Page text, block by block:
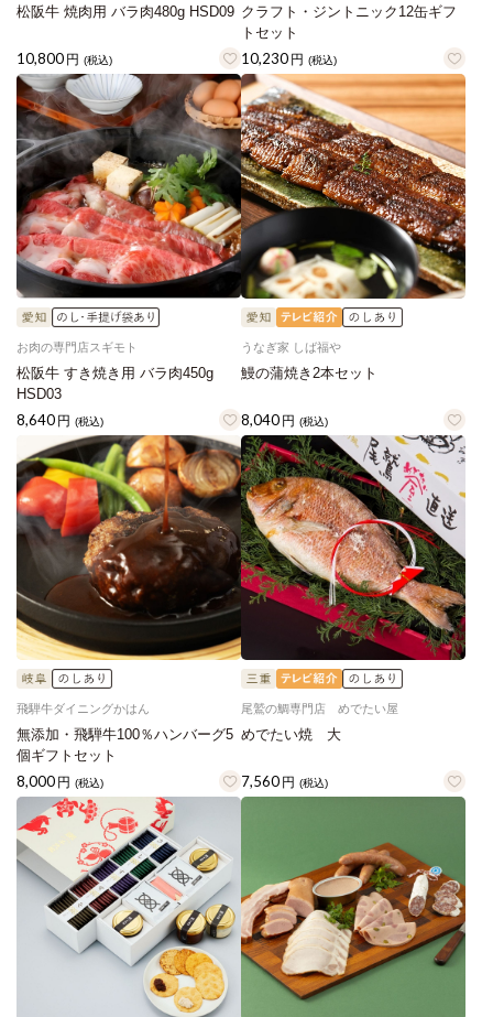
松阪牛 焼肉用 バラ肉480g HSD09
10,800 円 (税込)
クラフト・ジントニック12缶ギフ
トセット
10,230 円 (税込)
お肉の専門店スギモト
松阪牛 すき焼き用 バラ肉450g
HSD03
8,640 円 (税込)
うなぎ家 しば福や
鰻の蒲焼き2本セット
8,040 円 (税込)
飛騨牛ダイニングかはん
無添加・飛騨牛100％ハンバーグ5
個ギフトセット
8,000 円 (税込)
尾鷲の鯛専門店 めでたい屋
めでたい焼 大
7,560 円 (税込)